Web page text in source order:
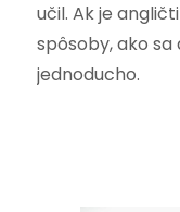
učil. Ak je
spôsoby, ako
jednoducho.